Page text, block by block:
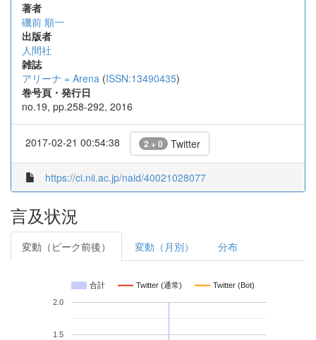
著者
磯前 順一
出版者
人間社
雑誌
アリーナ = Arena (ISSN:13490435)
巻号頁・発行日
no.19, pp.258-292, 2016
2017-02-21 00:54:38 2 + 0 Twitter
https://ci.nii.ac.jp/naid/40021028077
言及状況
変動（ピーク前後） 変動（月別） 分布
合計 Twitter (通常) Twitter (Bot)
1.5
2.0